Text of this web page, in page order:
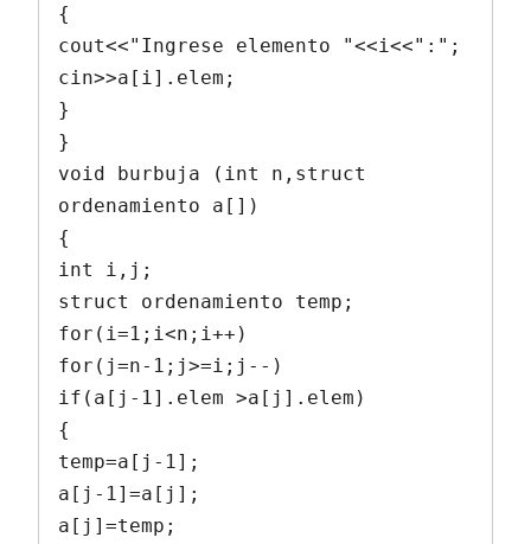
{
cout<<"Ingrese elemento "<<i<<":";
cin>>a[i].elem;
}
}
void burbuja (int n,struct
ordenamiento a[])
{
int i,j;
struct ordenamiento temp;
for(i=1;i<n;i++)
for(j=n-1;j>=i;j--)
if(a[j-1].elem >a[j].elem)
{
temp=a[j-1];
a[j-1]=a[j];
a[j]=temp;